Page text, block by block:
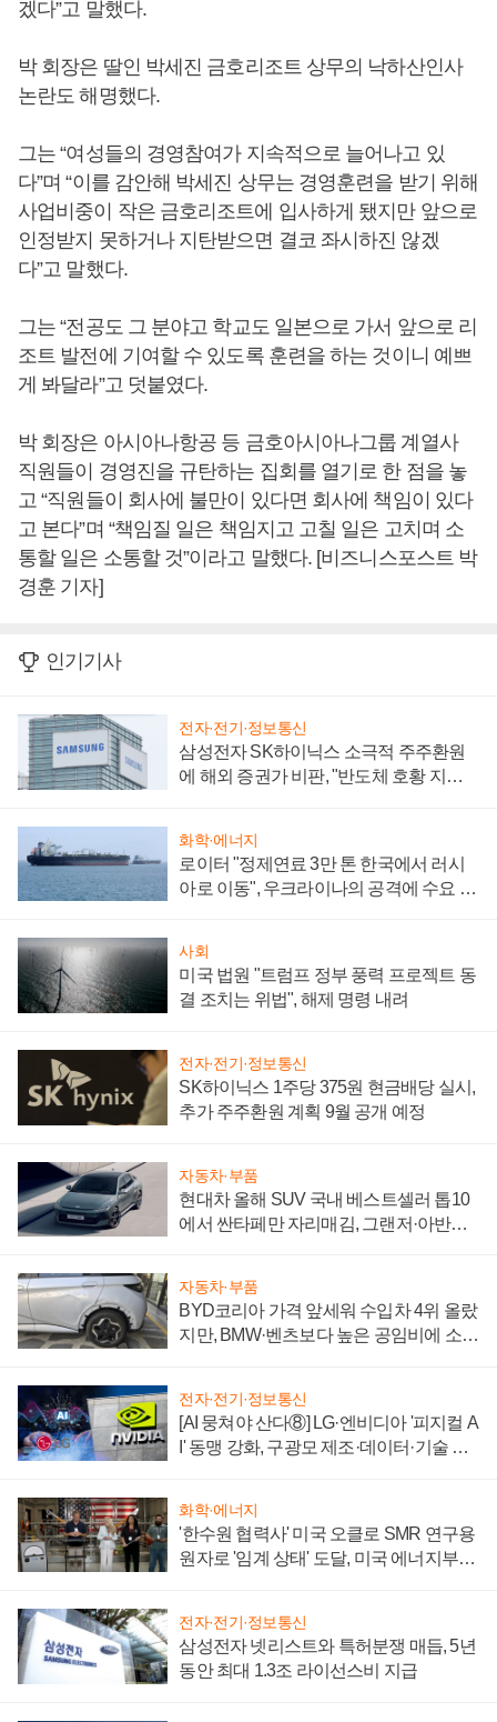
겠다”고 말했다.
박 회장은 딸인 박세진 금호리조트 상무의 낙하산인사
논란도 해명했다.
그는 “여성들의 경영참여가 지속적으로 늘어나고 있
다”며 “이를 감안해 박세진 상무는 경영훈련을 받기 위해
사업비중이 작은 금호리조트에 입사하게 됐지만 앞으로
인정받지 못하거나 지탄받으면 결코 좌시하진 않겠
다”고 말했다.
그는 “전공도 그 분야고 학교도 일본으로 가서 앞으로 리
조트 발전에 기여할 수 있도록 훈련을 하는 것이니 예쁘
게 봐달라”고 덧붙였다.
박 회장은 아시아나항공 등 금호아시아나그룹 계열사
직원들이 경영진을 규탄하는 집회를 열기로 한 점을 놓
고 “직원들이 회사에 불만이 있다면 회사에 책임이 있다
고 본다”며 “책임질 일은 책임지고 고칠 일은 고치며 소
통할 일은 소통할 것”이라고 말했다. [비즈니스포스트 박
경훈 기자]
인기기사
전자·전기·정보통신
삼성전자 SK하이닉스 소극적 주주환원
에 해외 증권가 비판, "반도체 호황 지속
화학·에너지
로이터 "정제연료 3만 톤 한국에서 러시
아로 이동", 우크라이나의 공격에 수요 늘
사회
미국 법원 "트럼프 정부 풍력 프로젝트 동
결 조치는 위법", 해제 명령 내려
전자·전기·정보통신
SK하이닉스 1주당 375원 현금배당 실시,
추가 주주환원 계획 9월 공개 예정
자동차·부품
현대차 올해 SUV 국내 베스트셀러 톱10
에서 싼타페만 자리매김, 그랜저·아반떼
자동차·부품
BYD코리아 가격 앞세워 수입차 4위 올랐
지만, BMW·벤츠보다 높은 공임비에 소비
전자·전기·정보통신
[AI 뭉쳐야 산다⑧] LG·엔비디아 '피지컬 A
I' 동맹 강화, 구광모 제조·데이터·기술 결
화학·에너지
'한수원 협력사' 미국 오클로 SMR 연구용
원자로 '임계 상태' 도달, 미국 에너지부
전자·전기·정보통신
삼성전자 넷리스트와 특허분쟁 매듭, 5년
동안 최대 1.3조 라이선스비 지급